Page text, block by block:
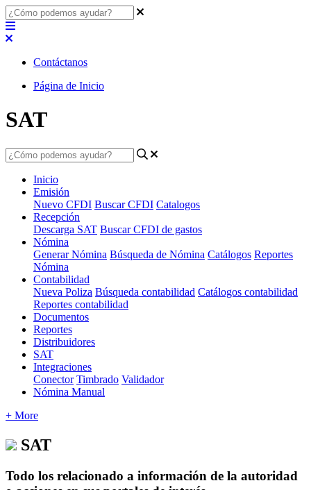
Contáctanos
Página de Inicio
SAT
Inicio
Emisión
Nuevo CFDI Buscar CFDI Catalogos
Recepción
Descarga SAT Buscar CFDI de gastos
Nómina
Generar Nómina Búsqueda de Nómina Catálogos Reportes
Nómina
Contabilidad
Nueva Poliza Búsqueda contabilidad Catálogos contabilidad
Reportes contabilidad
Documentos
Reportes
Distribuidores
SAT
Integraciones
Conector Timbrado Validador
Nómina Manual
+ More
SAT
Todo los relacionado a información de la autoridad